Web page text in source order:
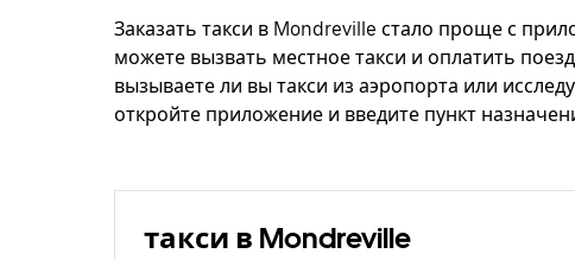
Заказать такси в Mondreville стало проще с
можете вызвать местное такси и оплатить
вызываете ли вы такси из аэропорта или
откройте приложение и введите пункт
такси в Mondreville